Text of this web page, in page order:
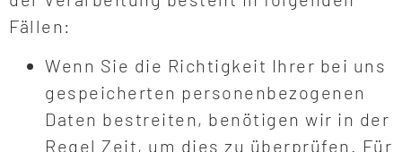
Fällen:
Wenn Sie die Richtigkeit Ihrer bei uns
gespeicherten personenbezogenen
Daten bestreiten, benötigen wir in der
Regel Zeit, um dies zu überprüfen. Für